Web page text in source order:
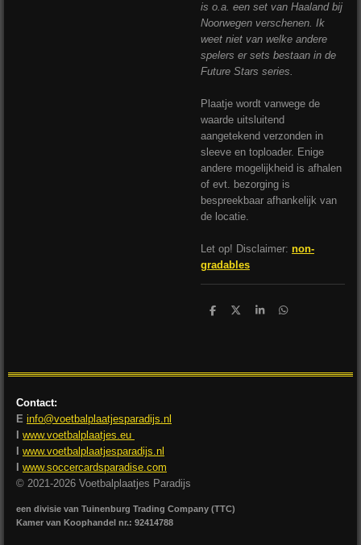
is o.a. een set van Haaland bij
Noorwegen verschenen. Ik
weet niet van welke andere
spelers er sets bestaan in de
Future Stars series.
Plaatje wordt vanwege de
waarde uitsluitend
aangetekend verzonden in
sleeve en toploader. Enige
andere mogelijkheid is afhalen
of evt. bezorging is
bespreekbaar afhankelijk van
de locatie.
Let op! Disclaimer: non-
gradables
D
D
S
D
Contact:
E info@voetbalplaatjesparadijs.nl
www.voetbalplaatjes.eu
www.voetbalplaatjesparadijs.nl
www.soccercardsparadise.com
© 2021-2026 Voetbalplaatjes Paradijs
een divisie van Tuinenburg Trading Company (TTC)
Kamer van Koophandel nr.: 92414788